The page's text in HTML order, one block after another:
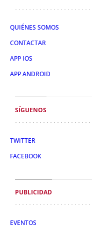
QUIÉNES SOMOS
CONTACTAR
APP IOS
APP ANDROID
SÍGUENOS
TWITTER
FACEBOOK
PUBLICIDAD
EVENTOS